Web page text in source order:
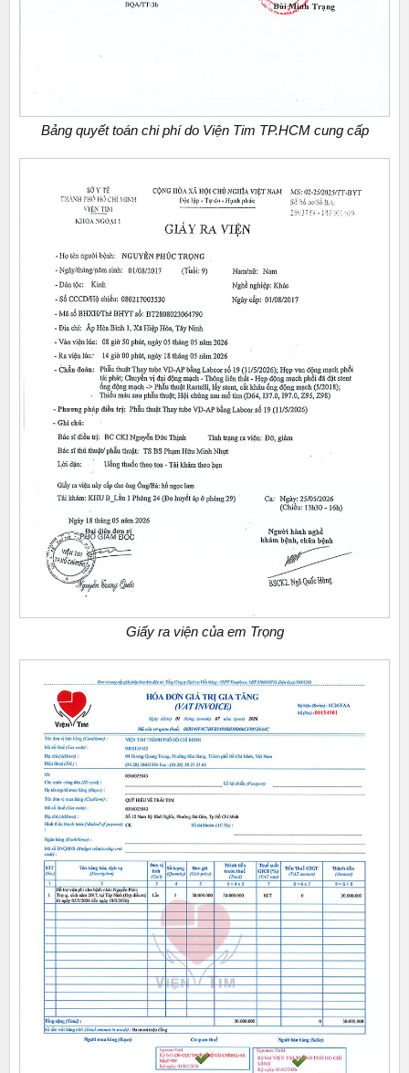
Bảng quyết toán chi phí do Viện Tim TP.HCM cung cấp
Giấy ra viện của em Trọng